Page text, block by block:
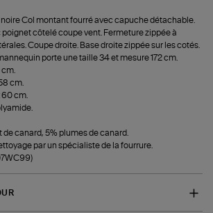
Col montant fourré avec capuche détachable.
côtelé coupe vent. Fermeture zippée à
Coupe droite. Base droite zippée sur les cotés.
porte une taille 34 et mesure 172 cm.
cm.
cm.
60 cm.
de canard, 5% plumes de canard.
par un spécialiste de la fourrure.